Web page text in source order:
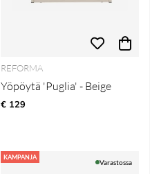
REFORMA
Yöpöytä 'Puglia' - Beige
€ 129
KAMPANJA
Varastossa